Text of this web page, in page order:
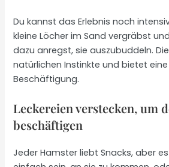
Du kannst das Erlebnis noch
kleine Löcher im Sand vergräbst
dazu anregst, sie auszubuddeln.
natürlichen Instinkte und bietet
Beschäftigung.
Leckereien verstecken, um
beschäftigen
Jeder Hamster liebt Snacks, aber